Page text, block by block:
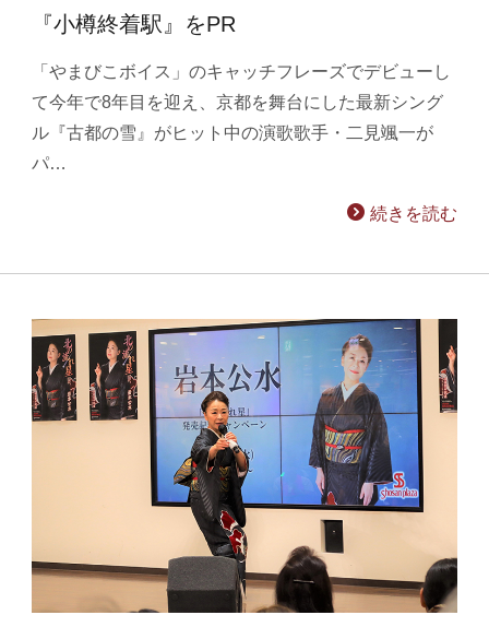
『小樽終着駅』をPR
「やまびこボイス」のキャッチフレーズでデビューし
て今年で8年目を迎え、京都を舞台にした最新シング
ル『古都の雪』がヒット中の演歌歌手・二見颯一が
パ…
続きを読む